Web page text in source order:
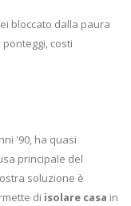
bloccato dalla paura
costi
'90, ha quasi
principale del
soluzione è
di isolare casa in